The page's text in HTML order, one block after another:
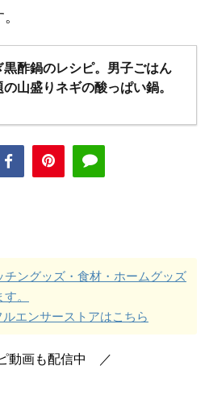
黒酢鍋のレシピ。男子ごはん
山盛りネギの酸っぱい鍋。
チングッズ・食材・ホームグッズ
。
エンサーストアはこちら
動画も配信中 ／